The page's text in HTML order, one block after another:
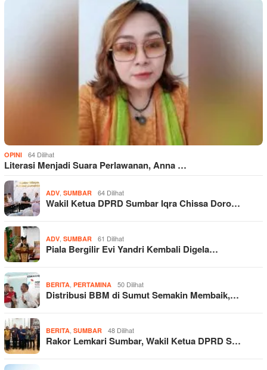
OPINI 64 Dilihat
Literasi Menjadi Suara Perlawanan, Anna …
ADV SUMBAR 64 Dilihat
Wakil Ketua DPRD Sumbar Iqra Chissa Doro…
ADV SUMBAR 61 Dilihat
Piala Bergilir Evi Yandri Kembali Digela…
BERITA PERTAMINA 50 Dilihat
Distribusi BBM di Sumut Semakin Membaik,…
BERITA SUMBAR 48 Dilihat
Rakor Lemkari Sumbar, Wakil Ketua DPRD S…